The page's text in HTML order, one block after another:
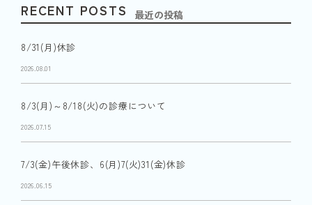
RECENT POSTS 最近の投稿
8/31(月)休診
2026.08.01
8/3(月)～8/18(火)の診療について
2026.07.15
7/3(金)午後休診、6(月)7(火)31(金)休診
2026.06.15